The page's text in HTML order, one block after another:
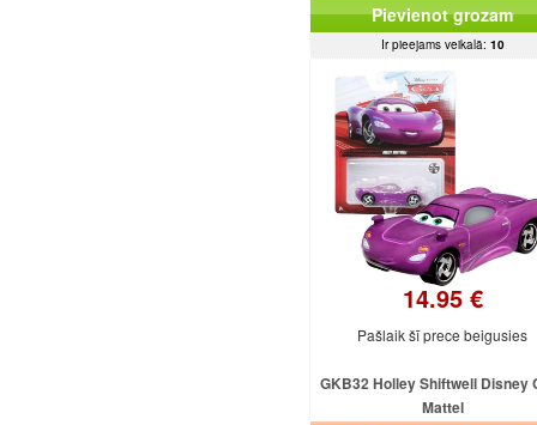
Pievienot grozam
Ir pieejams veikalā: 10
14.95 €
Pašlaik šī prece beigusies
GKB32 Holley Shiftwell Disney
Mattel